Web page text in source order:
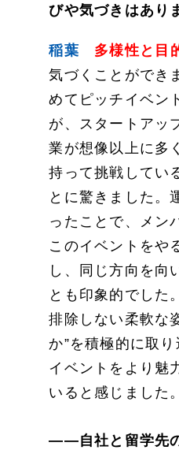
びや気づきはあり
稲葉 多様性と目
気づくことができ
めてピッチイベン
が、スタートアッ
業が想像以上に多
持って挑戦してい
とに驚きました。
ったことで、メン
このイベントをや
し、同じ方向を向
とも印象的でした
排除しない柔軟な
か”を積極的に取
イベントをより魅
いると感じました。
——自社と留学先